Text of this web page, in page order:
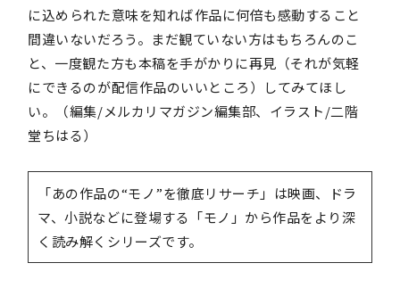
に込められた意味を知れば作品に何倍も感動すること
間違いないだろう。まだ観ていない方はもちろんのこ
と、一度観た方も本稿を手がかりに再見（それが気軽
にできるのが配信作品のいいところ）してみてほし
い。（編集/メルカリマガジン編集部、イラスト/二階
堂ちはる）
「あの作品の“モノ”を徹底リサーチ」は映画、ドラ
マ、小説などに登場する「モノ」から作品をより深
く読み解くシリーズです。